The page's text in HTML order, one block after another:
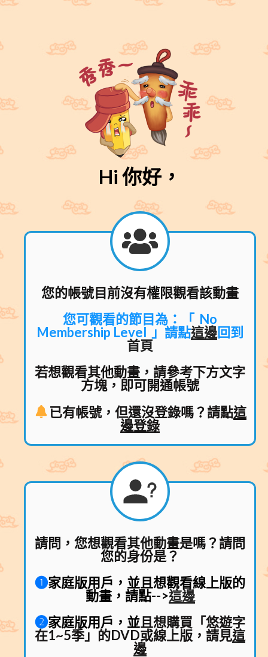
Hi 你好，
您的帳號目前沒有權限觀看該動畫
您可觀看的節目為：「 No
Membership Level 」 請點這邊回到
首頁
若想觀看其他動畫，請參考下方文字
方塊 ，即可開通帳號
已有帳號，但還沒登錄嗎？請點這
邊登錄
請問，您想觀看其他動畫是嗎？請問
您的身份是？
❶家庭版用戶 ，並且想觀看線上版的
動畫，請點-->這邊
❷家庭版用戶 ，並且想購買「悠遊字
在1~5季」的DVD或線上版，請見這
邊